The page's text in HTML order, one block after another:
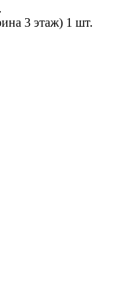
3 этаж) 1 шт.